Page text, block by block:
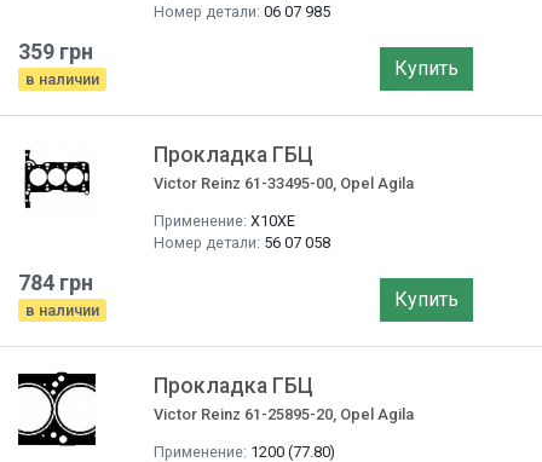
Номер детали: 06 07 985
359 грн
в наличии Купить
Прокладка ГБЦ
Victor Reinz 61-33495-00, Opel Agila
Применение: X10XE
Номер детали: 56 07 058
784 грн
в наличии Купить
Прокладка ГБЦ
Victor Reinz 61-25895-20, Opel Agila
Применение: 1200 (77.80)